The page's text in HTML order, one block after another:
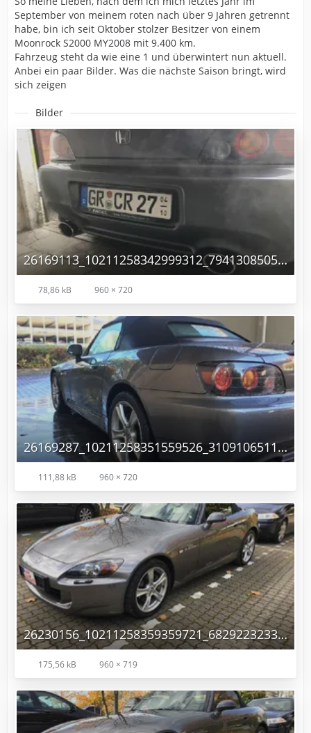
September von meinem roten nach über 9 Jahren getrennt
habe, bin ich seit Oktober stolzer Besitzer von einem
Moonrock S2000 MY2008 mit 9.400 km.
Fahrzeug steht da wie eine 1 und überwintert nun aktuell.
Anbei ein paar Bilder. Was die nächste Saison bringt, wird
sich zeigen
Bilder
26169113_10211258342999312_7941308505933951742_n.jpg
78,86 kB 960 × 720
26169287_10211258351559526_3109106511023826003_n.jpg
111,88 kB 960 × 720
26230156_10211258359359721_682922323364872532_n-2.jpg
175,56 kB 960 × 719